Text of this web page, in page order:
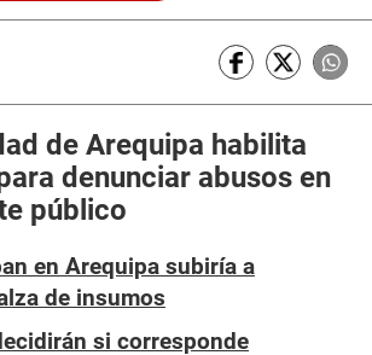
de Arequipa habilita
denunciar abusos en
público
en Arequipa subiría a
de insumos
si corresponde